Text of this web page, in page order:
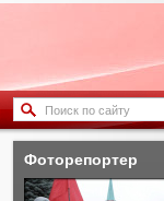
Фоторепортер